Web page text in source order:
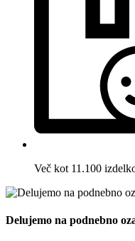
Več kot 11.100
Delujemo na podnebno